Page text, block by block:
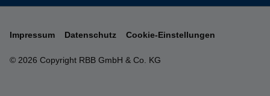
© 2026 Copyright RBB GmbH & Co. KG
Impressum Datenschutz Cookie-Einstellungen